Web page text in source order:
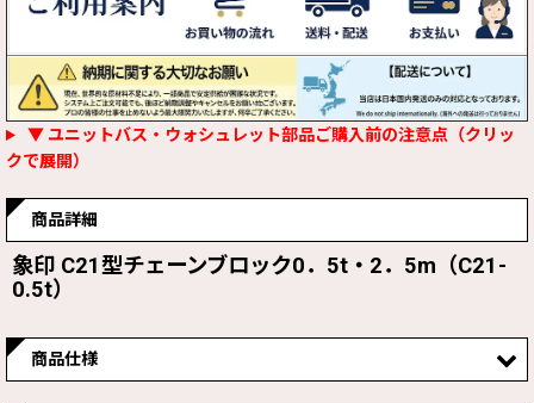
▼ ユニットバス・ウォシュレット部品ご購入前の注意点（クリッ
クで展開）
商品詳細
象印 C21型チェーンブロック0．5t・2．5m（C21-
0.5t）
商品仕様